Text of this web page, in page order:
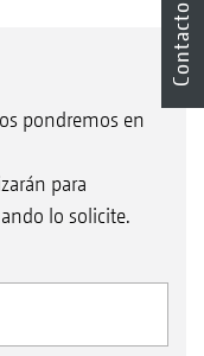
pondremos en
para
lo solicite.
Contacto